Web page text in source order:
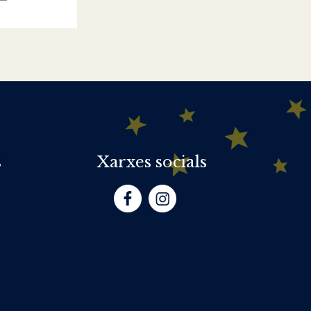
Xarxes socials